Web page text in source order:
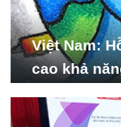
Việt Nam:
cao khả